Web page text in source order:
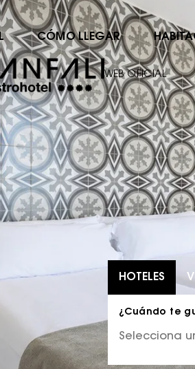
CÓMO LLEGAR
WEB OFICIAL
HOTELES
¿Cuándo te